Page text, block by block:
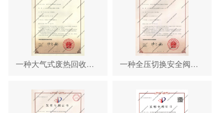
一种大气式废热回收热力除氧装置 一种全压切换安全阀及使用其的全压锅炉